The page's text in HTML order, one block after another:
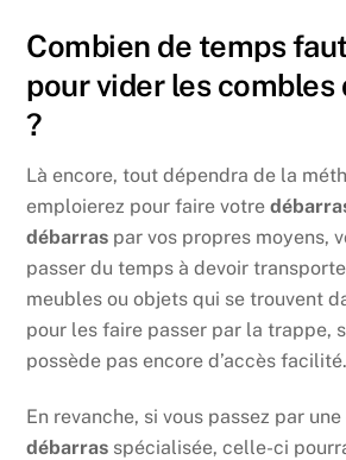
Combien de temps
pour vider les combles
?
Là encore, tout dépendra de la
emploierez pour faire votre
débarras par vos propres moyens,
passer du temps à devoir
meubles ou objets qui se trouvent
pour les faire passer par la trappe,
possède pas encore d’accès facilité.
En revanche, si vous passez par
débarras spécialisée, celle-ci